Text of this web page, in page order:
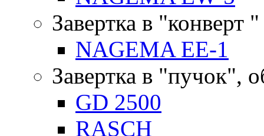
Завертка в "конверт "
NAGEMA EE-1
Завертка в "пучок",
GD 2500
RASCH